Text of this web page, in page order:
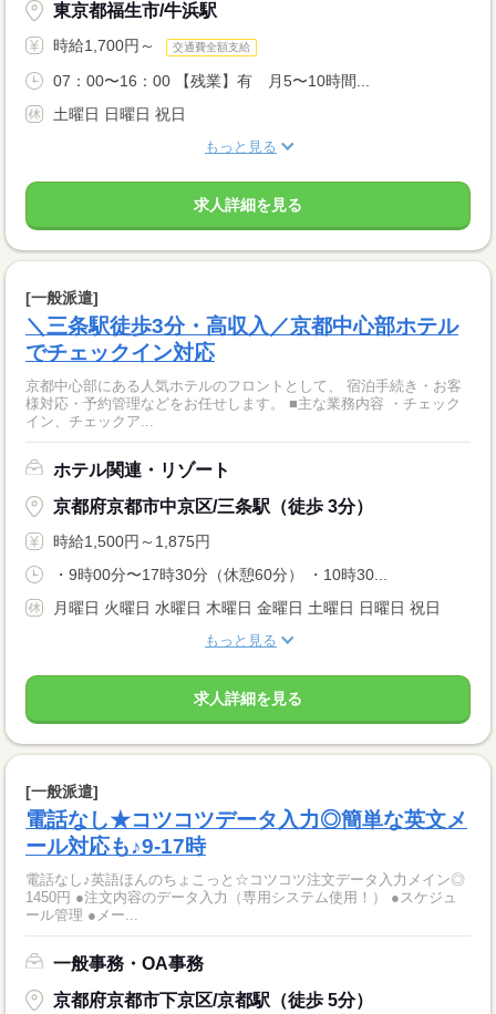
東京都福生市/牛浜駅
時給1,700円～ 交通費全額支給
07：00〜16：00 【残業】有 月5〜10時間...
土曜日 日曜日 祝日
もっと見る
求人詳細を見る
[一般派遣]
＼三条駅徒歩3分・高収入／京都中心部ホテル
でチェックイン対応
京都中心部にある人気ホテルのフロントとして、 宿泊手続き・お客
様対応・予約管理などをお任せします。 ■主な業務内容 ・チェック
イン、チェックア...
ホテル関連・リゾート
京都府京都市中京区/三条駅（徒歩 3分）
時給1,500円～1,875円
・9時00分〜17時30分（休憩60分） ・10時30...
月曜日 火曜日 水曜日 木曜日 金曜日 土曜日 日曜日 祝日
もっと見る
求人詳細を見る
[一般派遣]
電話なし★コツコツデータ入力◎簡単な英文メ
ール対応も♪9-17時
電話なし♪英語ほんのちょこっと☆コツコツ注文データ入力メイン◎
1450円 ●注文内容のデータ入力（専用システム使用！） ●スケジュ
ール管理 ●メー...
一般事務・OA事務
京都府京都市下京区/京都駅（徒歩 5分）